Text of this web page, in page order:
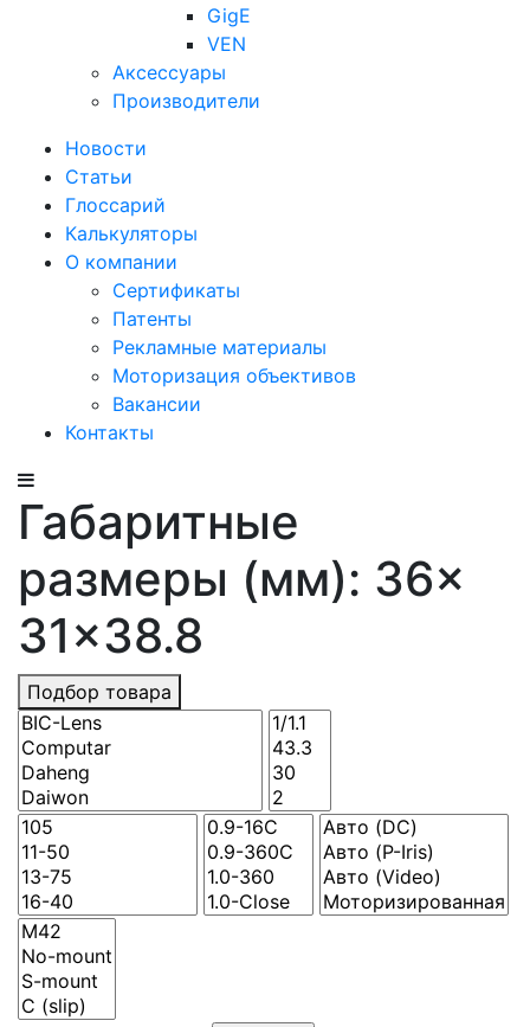
GigE
VEN
Аксессуары
Производители
Новости
Статьи
Глоссарий
Калькуляторы
О компании
Сертификаты
Патенты
Рекламные материалы
Моторизация объективов
Вакансии
Контакты
Габаритные
размеры (мм): 36×
31×38.8
Подбор товара